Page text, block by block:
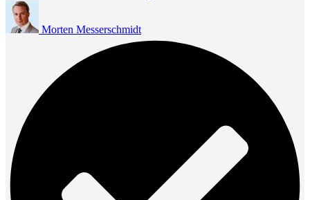
Morten Messerschmidt